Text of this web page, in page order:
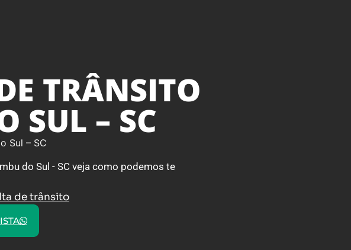
TRÂNSITO
SUL – SC
Sul – SC
do Sul - SC veja como podemos te
de trânsito